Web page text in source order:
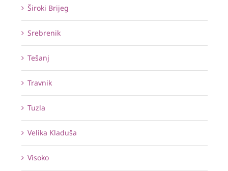
Široki Brijeg
Srebrenik
Tešanj
Travnik
Tuzla
Velika Kladuša
Visoko